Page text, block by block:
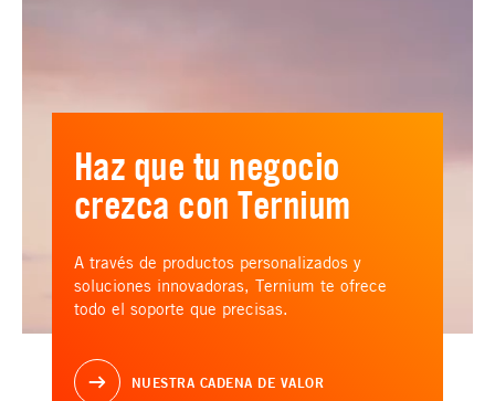
Haz que tu negocio
crezca con Ternium
A través de productos personalizados y
soluciones innovadoras, Ternium te ofrece
todo el soporte que precisas.
NUESTRA CADENA DE VALOR